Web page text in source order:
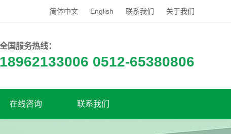
简体中文 English 联系我们 关于我们
全国服务热线：
18962133006 0512-65380806
在线咨询 联系我们